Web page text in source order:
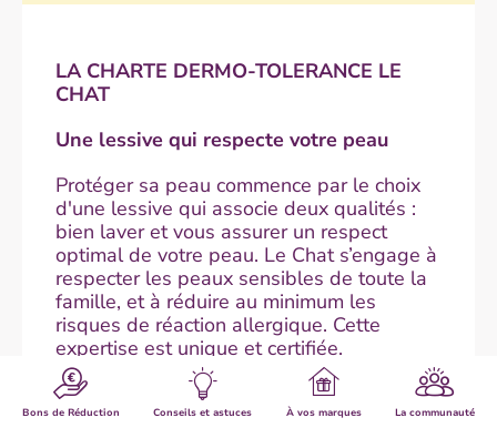
Bons de Réduction Conseils et astuces À vos marques La communauté
LA CHARTE DERMO-TOLERANCE LE
CHAT
Une lessive qui respecte votre peau
Protéger sa peau commence par le choix
d'une lessive qui associe deux qualités :
bien laver et vous assurer un respect
optimal de votre peau. Le Chat s’engage à
respecter les peaux sensibles de toute la
famille, et à réduire au minimum les
risques de réaction allergique. Cette
expertise est unique et certifiée.